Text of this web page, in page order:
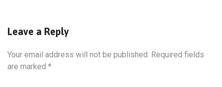
Leave a Reply
Your email address will not be published. Required fields
are marked *